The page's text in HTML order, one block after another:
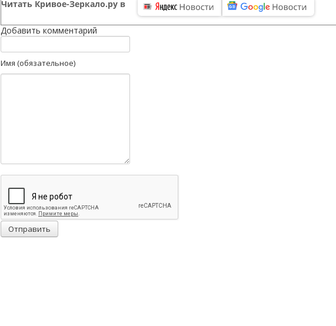
Читать Кривое-Зеркало.ру в
Добавить комментарий
Имя (обязательное)
Отправить